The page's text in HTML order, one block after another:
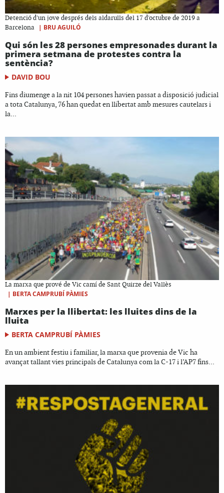
Detenció d'un jove després dels aldarulls del 17 d'octubre de 2019 a
Barcelona
| BRU AGUILÓ
Qui són les 28 persones empresonades durant la
primera setmana de protestes contra la
sentència?
DAVID BOU
Fins diumenge a la nit 104 persones havien passat a disposició judicial
a tota Catalunya, 76 han quedat en llibertat amb mesures cautelars i
la...
La marxa que prové de Vic camí de Sant Quirze del Vallès
| BERTA CAMPRUBÍ PÀMIES
Marxes per la llibertat: les lluites dins de la
lluita
BERTA CAMPRUBÍ PÀMIES
En un ambient festiu i familiar, la marxa que provenia de Vic ha
avançat tallant vies principals de Catalunya com la C-17 i l’AP7 fins...